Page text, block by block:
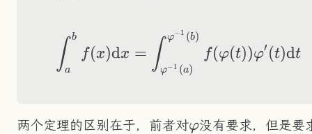
∫a
b
f (x)dx = ∫φ−1 (a)
φ−1 (b)
f(φ(t))φ′ (t)dt
两个定理的区别在于，前者对\varphi
φ没有要求，但是要